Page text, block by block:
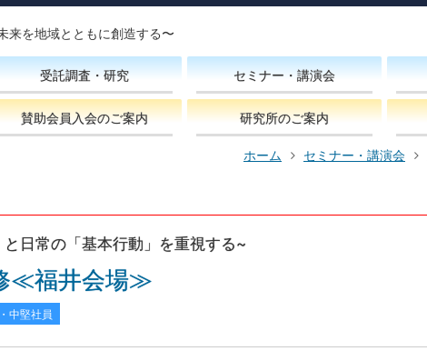
来を地域とともに創造する〜
受託調査・研究 セミナー・講演会
賛助会員入会のご案内 研究所のご案内
ホーム セミナー・講演会
日常の「基本行動」を重視する~
≪福井会場≫
中堅社員